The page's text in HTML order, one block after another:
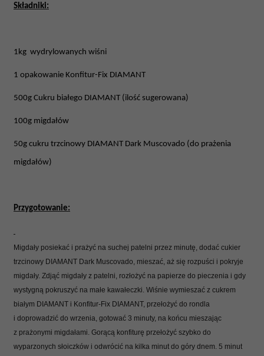
Składniki:
1kg wydrylowanych wiśni
1 opakowanie Konfitur-Fix DIAMANT
500g Cukru białego DIAMANT (ilość sugerowana)
100g migdałów
50g cukru trzcinowy DIAMANT Dark Muscovado (do prażenia
migdałów)
Przygotowanie:
Migdały posiekać i prażyć na suchej patelni przez minutę, dodać cukier
trzcinowy DIAMANT Dark Muscovado, mieszać, aż się rozpuści i pokryje
migdały. Zdjąć migdały z patelni, rozłożyć na papierze do pieczenia i gdy
wystygną pokruszyć na małe kawałeczki. Wiśnie wymieszać z cukrem
białym DIAMANT i Konfitur-Fix DIAMANT, przełożyć do rondla
i doprowadzić do wrzenia, gotować 3 minuty, na końcu mieszając
z prażonymi migdałami. Gorącą konfiturę przełożyć szybko do
wyparzonych słoiczków i odwrócić na kilka minut do góry dnem. 5 minut